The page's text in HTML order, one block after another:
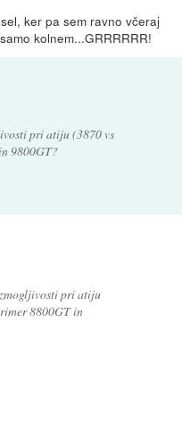
ker pa sem ravno včeraj
kolnem...GRRRRRR!
pri atiju (3870 vs
9800GT?
pri atiju
8800GT in